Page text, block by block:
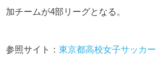
加チームが4部リーグとなる。
参照サイト： 東京都高校女子サッカー